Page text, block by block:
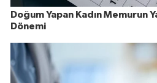
Doğum Yapan Kadın Memurun
Dönemi